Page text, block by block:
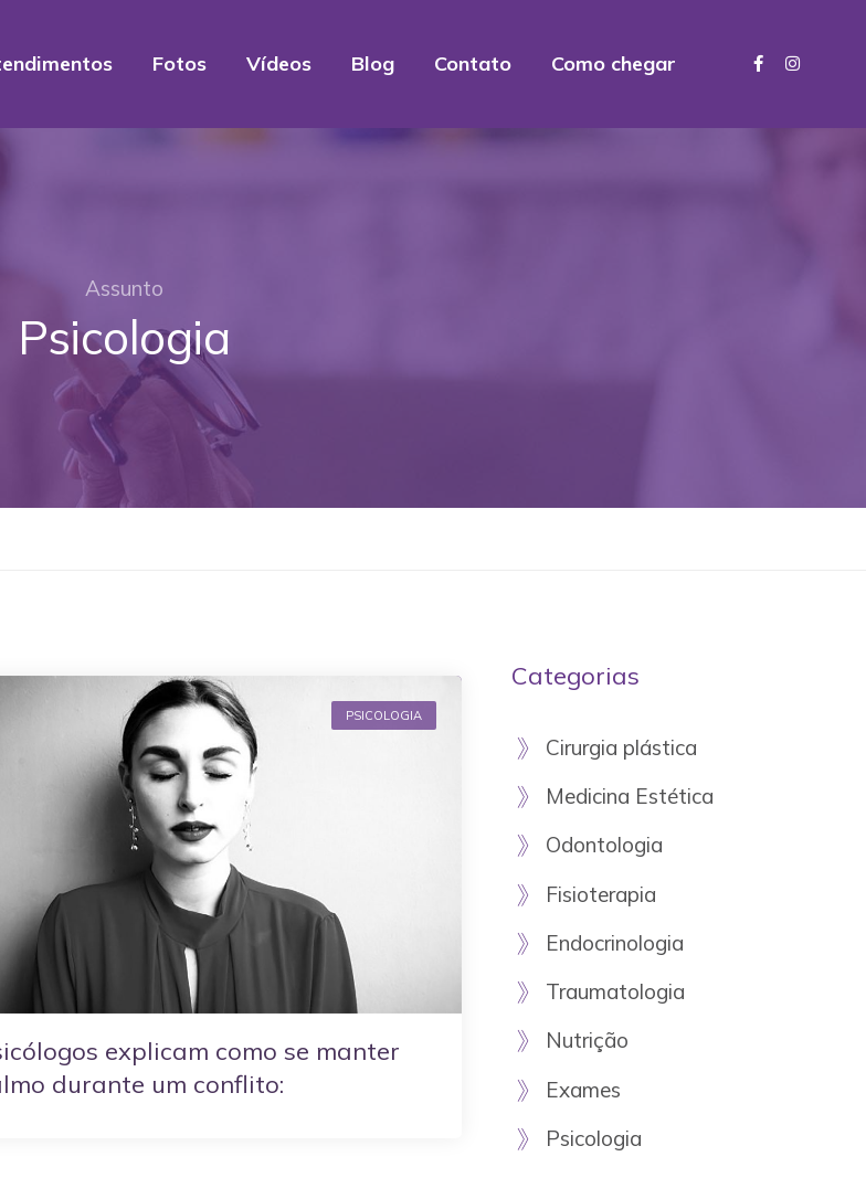
Fotos Vídeos Blog Contato Como chegar
Assunto
Psicologia
PSICOLOGIA
explicam como se manter
durante um conflito:
Categorias
Cirurgia plástica
Medicina Estética
Odontologia
Fisioterapia
Endocrinologia
Traumatologia
Nutrição
Exames
Psicologia